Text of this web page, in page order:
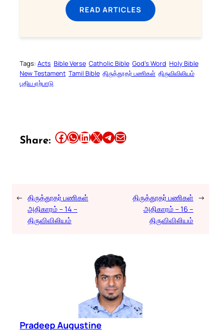
READ ARTICLES
Tags: Acts Bible Verse Catholic Bible God’s Word Holy Bible
New Testament Tamil Bible திருத்தூதர் பணிகள் திருவிவிலியம்
புதிய ஏற்பாடு
Share: Share this article on Facebook Share this article on WhatsApp Share this article on LinkedIn Share this article on X Share this article on TelegramEmail this Article
← திருத்தூதர் பணிகள்
அதிகாரம் – 14 –
திருவிவிலியம்
திருத்தூதர் பணிகள்
அதிகாரம் – 16 –
திருவிவிலியம்
→
Pradeep Augustine